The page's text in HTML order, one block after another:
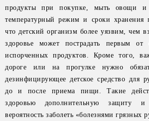
продукты при покупке, мыть овощи и
температурный режим и сроки хранения
что детский организм более уязвим, чем
здоровье может пострадать первым от
испорченных продуктов. Кроме того,
дороге или на прогулке нужно
дезинфицирующее детское средство для
до и после приема пищи. Такие
здоровью дополнительную защиту и
вероятность заболеть «болезнями грязных